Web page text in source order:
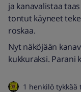
ja kanavalistaa
tontut käyneet
roskaa.
Nyt näköjään
kukkuraksi. Parani
1 henkilö tykkää